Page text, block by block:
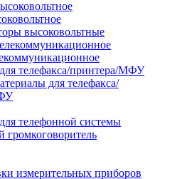
высоковольтные
телефакса/принтера/МФУ
для телефакса/
телефонной системы
громкоговоритель